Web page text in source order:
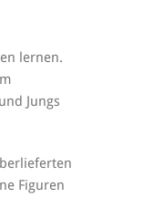
lernen.
Jungs
Figuren